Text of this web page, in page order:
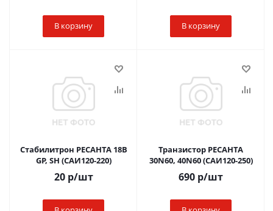
В корзину В корзину
Стабилитрон РЕСАНТА 18B
GP, SH (САИ120-220)
20р/шт
Транзистор РЕСАНТА
30N60, 40N60 (САИ120-250)
690 р/шт